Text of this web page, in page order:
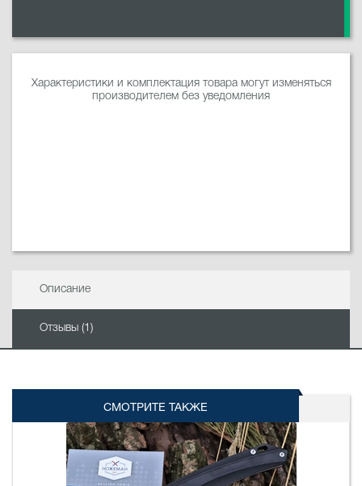
Характеристики и комплектация товара могут изменяться
производителем без уведомления
Описание
Отзывы (1)
СМОТРИТЕ ТАКЖЕ